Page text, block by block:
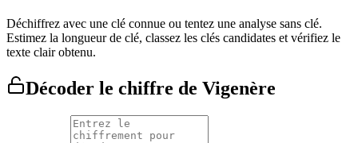
Déchiffrez avec une clé connue ou tentez une analyse sans clé.
Estimez la longueur de clé, classez les clés candidates et vérifiez le
texte clair obtenu.
Décoder le chiffre de Vigenère